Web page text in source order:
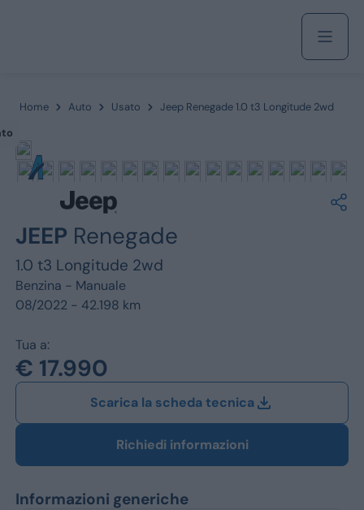
Acquista
Azienda
Alfa Romeo
Dacia
Home Auto Usato
Jeep Renegade 1.0 t3 Longitude 2wd
JEEP Renegade
1.0 t3 Longitude 2wd
Benzina - Manuale
08/2022 - 42.198 km
Tua a:
€ 17.990
Scarica la scheda tecnica
Richiedi informazioni
Informazioni generiche